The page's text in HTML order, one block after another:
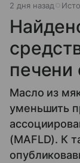
2 дня назад
печени
Масло из
уменьшить
(MAFLD). К